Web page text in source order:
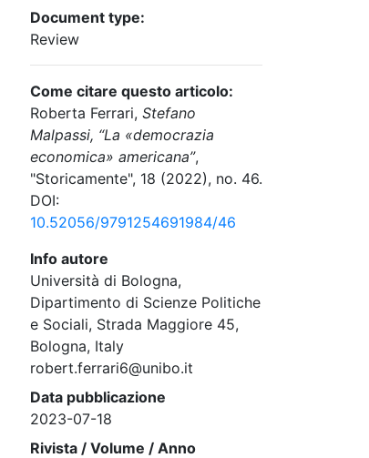
Document type:
Review
Come citare questo articolo:
Roberta Ferrari, Stefano
Malpassi, “La «democrazia
economica» americana”,
"Storicamente", 18 (2022), no. 46.
DOI:
10.52056/9791254691984/46
Info autore
Università di Bologna,
Dipartimento di Scienze Politiche
e Sociali, Strada Maggiore 45,
Bologna, Italy
robert.ferrari6@unibo.it
Data pubblicazione
2023-07-18
Rivista / Volume / Anno